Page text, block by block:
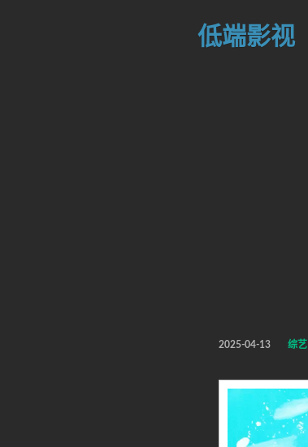
低端影视
2025-04-13 综艺